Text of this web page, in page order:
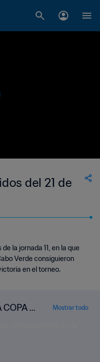
del 21 de
la jornada 11, en la que
Verde consiguieron
en el torneo.
M
Mostrar todo